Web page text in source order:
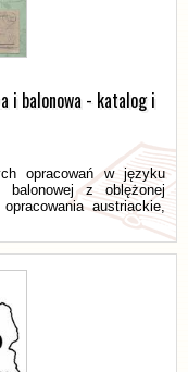
i balonowa - katalog i
opracowań w języku
z oblężonej
austriackie,